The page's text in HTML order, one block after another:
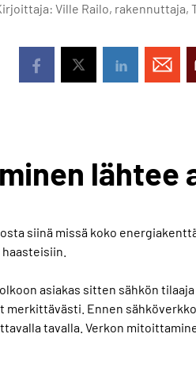
Ville Railo, rakennuttaja,
lähtee
siinä missä koko
asiakas sitten sähkön
Ennen
tavalla. Verkon